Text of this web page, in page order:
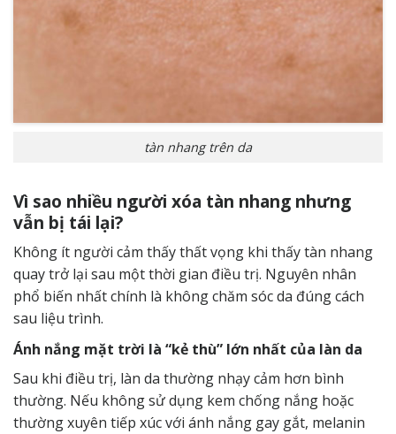
tàn nhang trên da
Vì sao nhiều người xóa tàn nhang nhưng
vẫn bị tái lại?
Không ít người cảm thấy thất vọng khi thấy tàn nhang
quay trở lại sau một thời gian điều trị. Nguyên nhân
phổ biến nhất chính là không chăm sóc da đúng cách
sau liệu trình.
Ánh nắng mặt trời là “kẻ thù” lớn nhất của làn da
Sau khi điều trị, làn da thường nhạy cảm hơn bình
thường. Nếu không sử dụng kem chống nắng hoặc
thường xuyên tiếp xúc với ánh nắng gay gắt, melanin